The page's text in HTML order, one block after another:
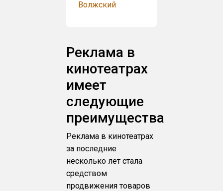
Волжский
Реклама в
кинотеатрах
имеет
следующие
преимущества
Реклама в кинотеатрах
за последние
несколько лет стала
средством
продвижения товаров